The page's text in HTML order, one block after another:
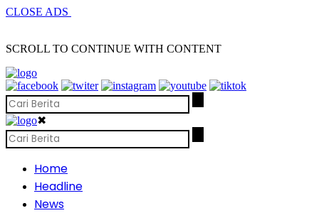
CLOSE ADS
SCROLL TO CONTINUE WITH CONTENT
✖
Home
Headline
News